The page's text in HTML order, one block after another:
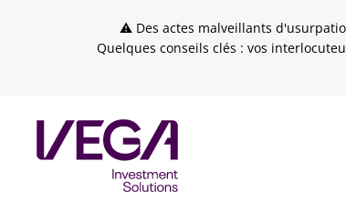
⚠ Des actes malveillants
Quelques conseils clés : vos